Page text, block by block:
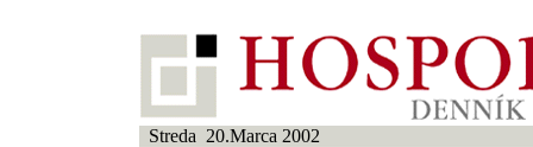
Streda 20.Marca 2002